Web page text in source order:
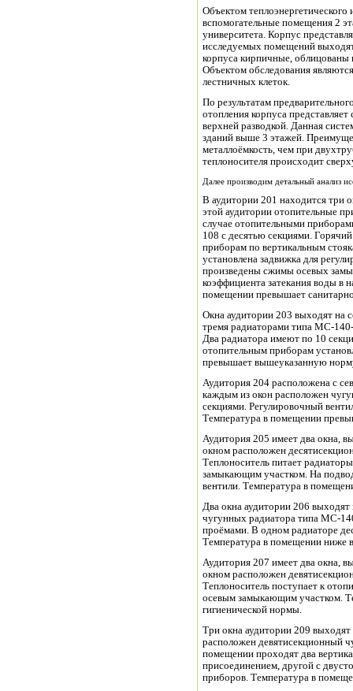
Объектом
вспомогательные помещения 2
университета. Корпус
исследуемых помещений
корпуса кирпичные, облицованы
Объектом обследования
лестничных клеток.
По результатам
отопления корпуса
верхней разводкой. Данная
зданий выше 3 этажей.
металлоёмкость, чем при
теплоносителя происходит
Далее производим детальный анализ
В аудитории 201 находится три
этой аудитории отопительные
случае отопительными
108 с десятью секциями.
приборам по вертикальным
установлена задвижка для
произведены сжимы осевых
коэффициента затекания воды в
помещении превышает
Окна аудитории 203 выходят на
тремя радиаторами типа МС-
Два радиатора имеют по 10
отопительным приборам
превышает вышеуказанную
Аудитория 204 расположена с
каждым из окон расположен
секциями. Регулировочный
Температура в помещении
Аудитория 205 имеет два окна,
окном расположен
Теплоноситель питает
замыкающим участком. На
вентили. Температура в
Два окна аудитории 206
чугунных радиатора типа МС-
проёмами. В одном радиаторе
Температура в помещении ниже
Аудитория 207 имеет два окна,
окном расположен
Теплоноситель поступает к
осевым замыкающим участком.
гигиенической нормы.
Три окна аудитории 209
расположен девятисекционный
помещении проходят два
присоединением, другой с
приборов. Температура в